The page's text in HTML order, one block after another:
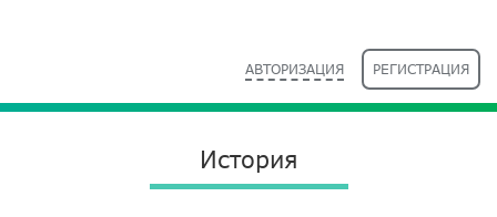
АВТОРИЗАЦИЯ РЕГИСТРАЦИЯ
История